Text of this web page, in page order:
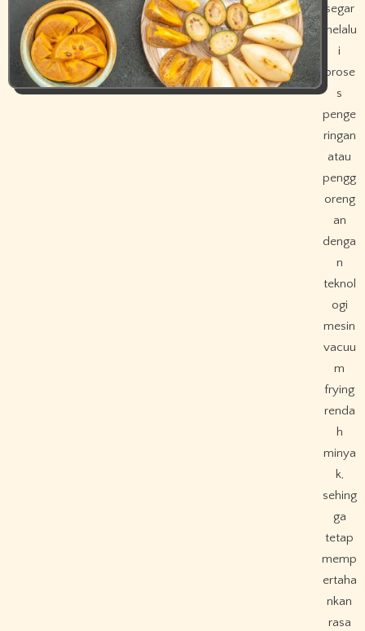
segar
melalu
i
prose
s
penge
ringan
atau
pengg
oreng
an
denga
n
teknol
ogi
mesin
vacuu
m
frying
renda
h
minya
k,
sehing
ga
tetap
memp
ertaha
nkan
rasa